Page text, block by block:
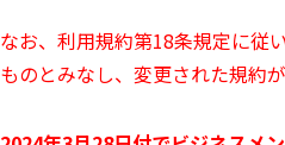
なお、利用規約第18条規定に従
ものとみなし、変更された規約